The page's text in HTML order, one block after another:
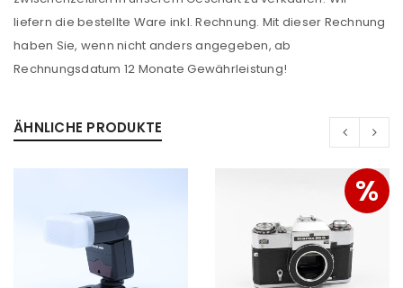
ANMELDEN
PASSWORT VERGESSEN?
liefern die bestellte Ware inkl. Rechnung. Mit dieser Rechnung
haben Sie, wenn nicht anders angegeben, ab
Rechnungsdatum 12 Monate Gewährleistung!
ÄHNLICHE PRODUKTE
%